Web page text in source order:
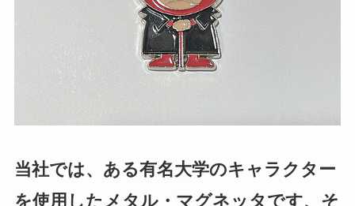
当社では、ある有名大学のキャラクター
を使用したメタル・マグネッタです、そ